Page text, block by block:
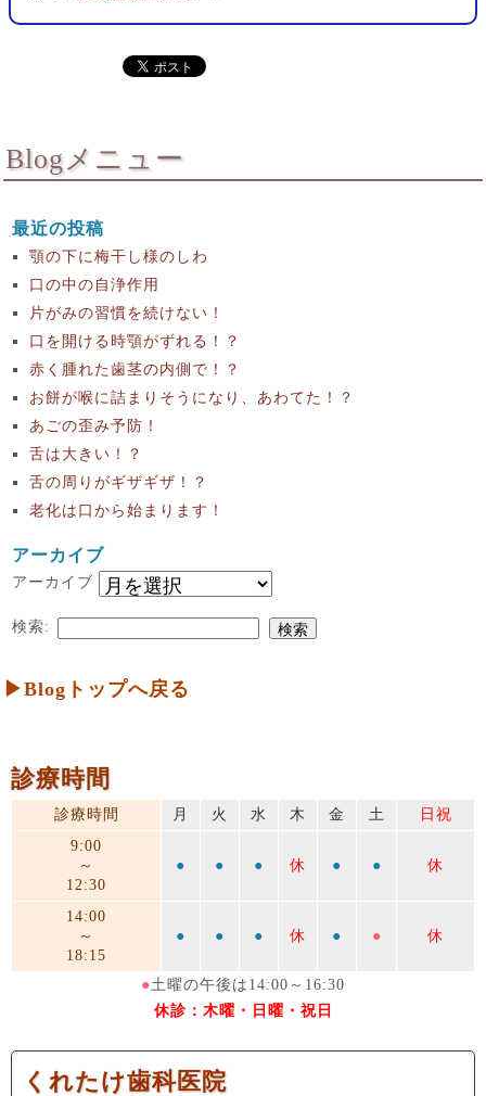
Blogメニュー
最近の投稿
顎の下に梅干し様のしわ
口の中の自浄作用
片がみの習慣を続けない！
口を開ける時顎がずれる！？
赤く腫れた歯茎の内側で！？
お餅が喉に詰まりそうになり、あわてた！？
あごの歪み予防！
舌は大きい！？
舌の周りがギザギザ！？
老化は口から始まります！
アーカイブ
アーカイブ
検索:
▶Blogトップへ戻る
診療時間
診療時間 月 火 水 木 金 土
日祝
9:00
～
12:30
● ● ● 休 ● ● 休
14:00
～
18:15
● ● ● 休 ● ● 休
●土曜の午後は14:00～16:30
休診：木曜・日曜・祝日
くれたけ歯科医院